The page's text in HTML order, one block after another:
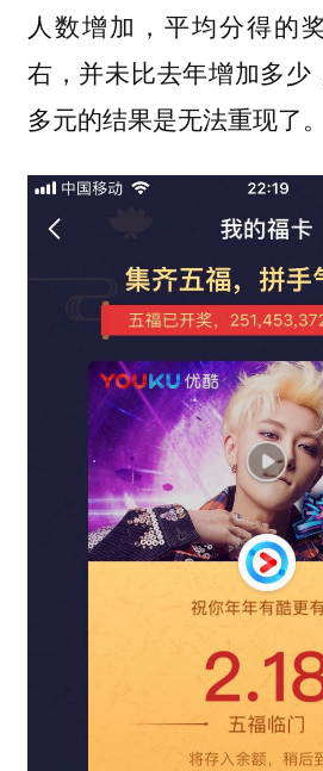
人数增加，平均分得的
右，并未比去年增加多少
多元的结果是无法重现了。